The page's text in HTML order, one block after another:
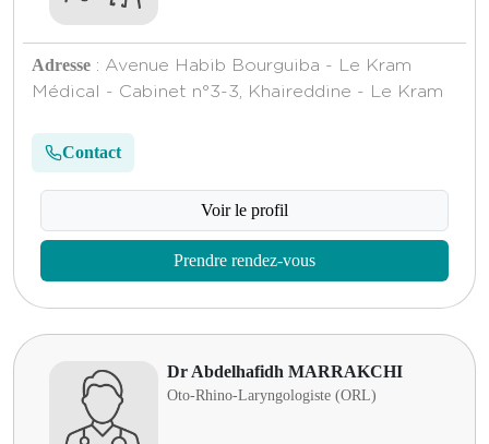
Adresse : Avenue Habib Bourguiba - Le Kram
Médical - Cabinet n°3-3, Khaireddine - Le Kram
Contact
Voir le profil
Prendre rendez-vous
Dr Abdelhafidh MARRAKCHI
Oto-Rhino-Laryngologiste (ORL)